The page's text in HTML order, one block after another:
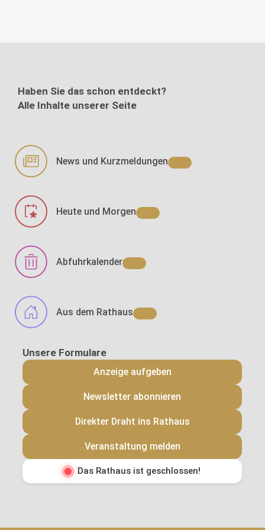
Haben Sie das schon entdeckt?
Alle Inhalte unserer Seite
News und Kurzmeldungen
Heute und Morgen
Abfuhrkalender
Aus dem Rathaus
Anzeige aufgeben
Newsletter abonnieren
Direkter Draht ins Rathaus
Veranstaltung melden
Das Rathaus ist geschlossen!